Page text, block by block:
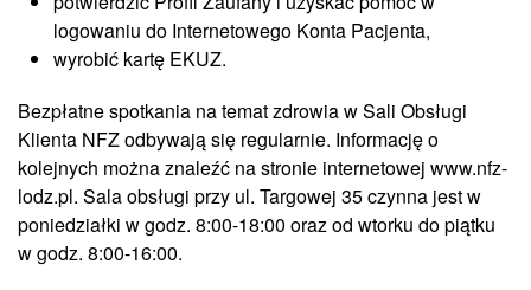
logowaniu do Internetowego Konta Pacjenta,
wyrobić kartę EKUZ.
Bezpłatne spotkania na temat zdrowia w Sali Obsługi
Klienta NFZ odbywają się regularnie. Informację o
kolejnych można znaleźć na stronie internetowej www.nfz-
lodz.pl. Sala obsługi przy ul. Targowej 35 czynna jest w
poniedziałki w godz. 8:00-18:00 oraz od wtorku do piątku
w godz. 8:00-16:00.